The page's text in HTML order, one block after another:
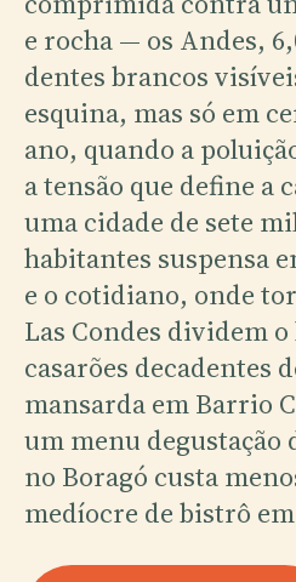
e rocha — os Andes,
dentes brancos
esquina, mas só em
ano, quando a
a tensão que define a
uma cidade de sete
habitantes suspensa
e o cotidiano, onde
Las Condes dividem
casarões decadentes
mansarda em Barrio
um menu
no Boragó custa
medíocre de bistrô